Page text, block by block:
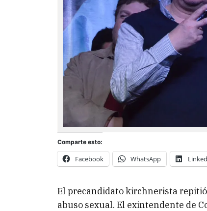
Comparte esto:
Facebook WhatsApp
El precandidato kirchnerista
abuso sexual. El exintendente de